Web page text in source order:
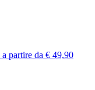
a partire da € 49,90